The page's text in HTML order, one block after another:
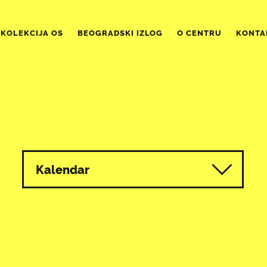
KOLEKCIJA OS BEOGRADSKI IZLOG O CENTRU
Kalendar